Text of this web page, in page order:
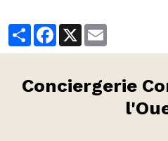
PartagerFacebook
X
Conciergerie